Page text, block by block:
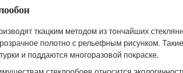
ткацким методом из тончайших
полотно с рельефным рисунком.
и поддаются многоразовой покраске.